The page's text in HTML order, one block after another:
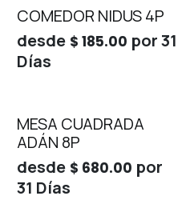
COMEDOR NIDUS 4P
desde $ 185.00 por31
Días
MESA CUADRADA
ADÁN 8P
desde $ 680.00 por
31 Días